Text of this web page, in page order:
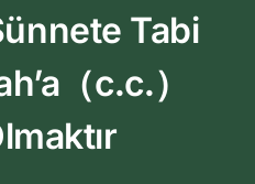
Kitapları
Tabi
（c․c․）